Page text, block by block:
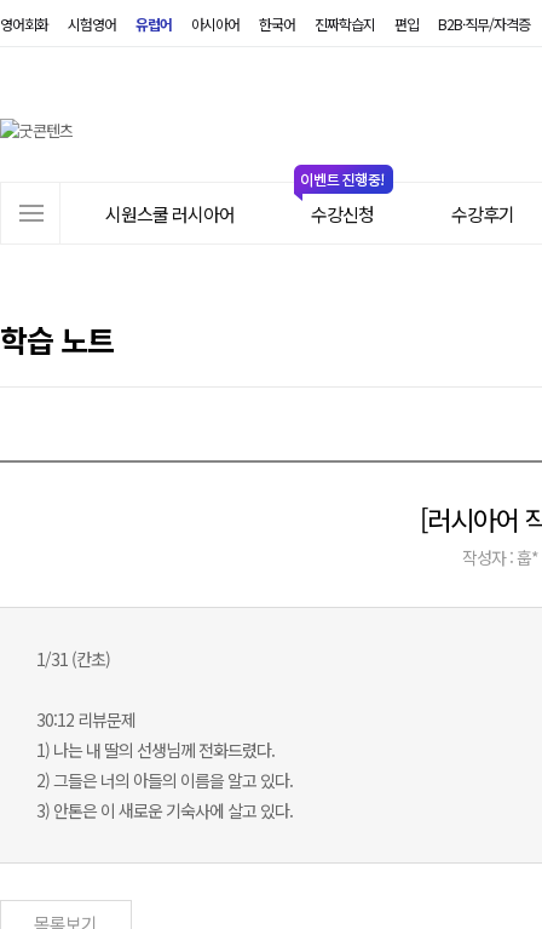
영어회화 시험영어 유럽어 아시아어 한국어 진짜학습지 편입 B2B·직무/자격증
시원스쿨 러시아어 수강신청 수강후기
학습 노트
[러시아어
작성자 : 훕*
1/31 (칸초)
30:12 리뷰문제
1) 나는 내 딸의 선생님께 전화드렸다.
2) 그들은 너의 아들의 이름을 알고 있다.
3) 안톤은 이 새로운 기숙사에 살고 있다.
목록보기